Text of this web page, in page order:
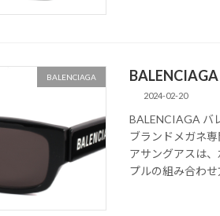
BALENCIAGA
2024-02-20
BALENCIAGA バ
ブランドメガネ
アサングアスは
プルの組み合わせ